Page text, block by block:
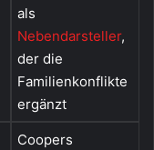
als
Nebendarsteller,
der die
Familienkonflikte
ergänzt
Coopers